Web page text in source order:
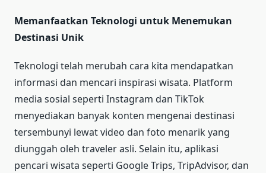
Memanfaatkan Teknologi untuk Menemukan
Destinasi Unik
Teknologi telah merubah cara kita mendapatkan
informasi dan mencari inspirasi wisata. Platform
media sosial seperti Instagram dan TikTok
menyediakan banyak konten mengenai destinasi
tersembunyi lewat video dan foto menarik yang
diunggah oleh traveler asli. Selain itu, aplikasi
pencari wisata seperti Google Trips, TripAdvisor, dan